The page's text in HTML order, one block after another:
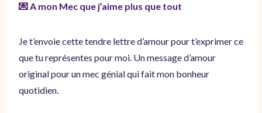
💌 A mon Mec que j’aime plus que tout
Je t’envoie cette tendre lettre d’amour pour t’exprimer ce
que tu représentes pour moi. Un message d’amour
original pour un mec génial qui fait mon bonheur
quotidien.